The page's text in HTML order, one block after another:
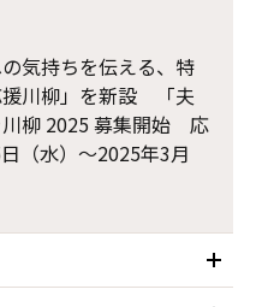
気持ちを伝える、特
援川柳」を新設 「夫
柳 2025 募集開始 応
（水）〜2025年3月